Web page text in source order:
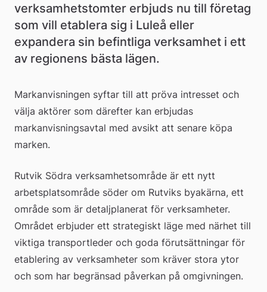
verksamhetstomter erbjuds nu till företag
som vill etablera sig i Luleå eller
expandera sin befintliga verksamhet i ett
av regionens bästa lägen.
Markanvisningen syftar till att pröva intresset och
välja aktörer som därefter kan erbjudas
markanvisningsavtal med avsikt att senare köpa
marken.
Rutvik Södra verksamhetsområde är ett nytt
arbetsplatsområde söder om Rutviks byakärna, ett
område som är detaljplanerat för verksamheter.
Området erbjuder ett strategiskt läge med närhet till
viktiga transportleder och goda förutsättningar för
etablering av verksamheter som kräver stora ytor
och som har begränsad påverkan på omgivningen.